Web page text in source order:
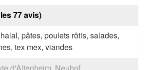
77 avis)
pâtes, poulets rôtis, salades,
tex mex, viandes